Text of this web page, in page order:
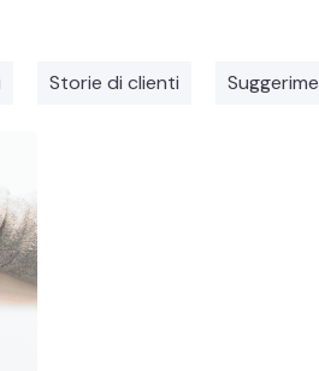
Storie di clienti